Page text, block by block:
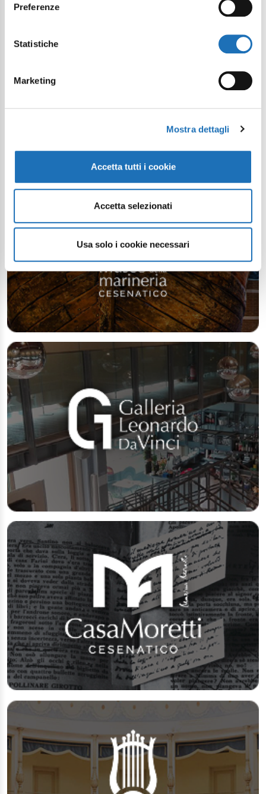
Preferenze
Statistiche
Marketing
Mostra dettagli
Accetta tutti i cookie
Accetta selezionati
Usa solo i cookie necessari
Continua a esplorare